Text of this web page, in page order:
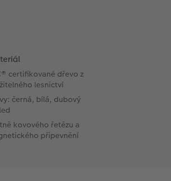
certifikované dřevo z
lesnictví
černá, bílá, dubový
kovového řetězu a
připevnění